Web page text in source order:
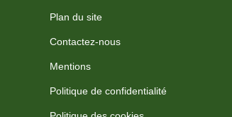
Plan du site
Contactez-nous
Mentions
Politique de confidentialité